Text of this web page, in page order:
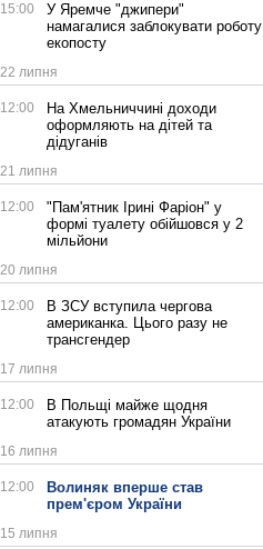
15:00
У Яремче "джипери"
намагалися заблокувати роботу
екопосту
22 липня
12:00
На Хмельниччині доходи
оформляють на дітей та
дідуганів
21 липня
12:00
"Пам'ятник Ірині Фаріон" у
формі туалету обійшовся у 2
мільйони
20 липня
12:00
В ЗСУ вступила чергова
американка. Цього разу не
трансгендер
17 липня
12:00
В Польщі майже щодня
атакують громадян України
16 липня
12:00
Волиняк вперше став
прем'єром України
15 липня